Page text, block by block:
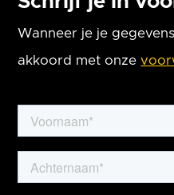
Wanneer je je
akkoord met onze